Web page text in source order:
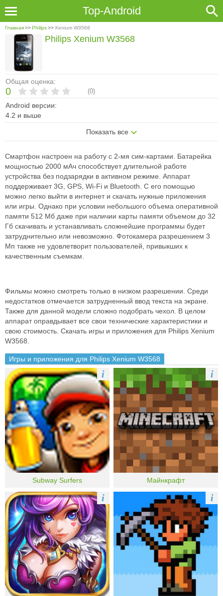
Top-Android
Главная>>Philips>>Xenium W3568
Общая оценка:
0 (0)
Android версии:
4.2 и выше
Показать все
Philips Xenium W3568
Смартфон настроен на работу с 2-мя сим-картами. Батарейка
мощностью 2000 мАч способствует длительной работе
устройства без подзарядки в активном режиме. Аппарат
поддерживает 3G, GPS, Wi-Fi и Bluetooth. С его помощью
можно легко выйти в интернет и скачать нужные приложения
или игры. Однако при условии небольшого объема оперативной
памяти 512 Мб даже при наличии карты памяти объемом до 32
Гб скачивать и устанавливать сложнейшие программы будет
затруднительно или невозможно. Фотокамера разрешением 3
Мп также не удовлетворит пользователей, привыкших к
качественным съемкам.
Фильмы можно смотреть только в низком разрешении. Среди
недостатков отмечается затрудненный ввод текста на экране.
Также для данной модели сложно подобрать чехол. В целом
аппарат оправдывает все свои технические характеристики и
свою стоимость. Скачать игры и приложения для Philips Xenium
W3568.
Игры и приложения для Philips Xenium W3568
Subway Surfers
i
Майнкрафт
i
i i